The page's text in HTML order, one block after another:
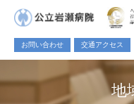
お問い合わせ 交通アクセス
地